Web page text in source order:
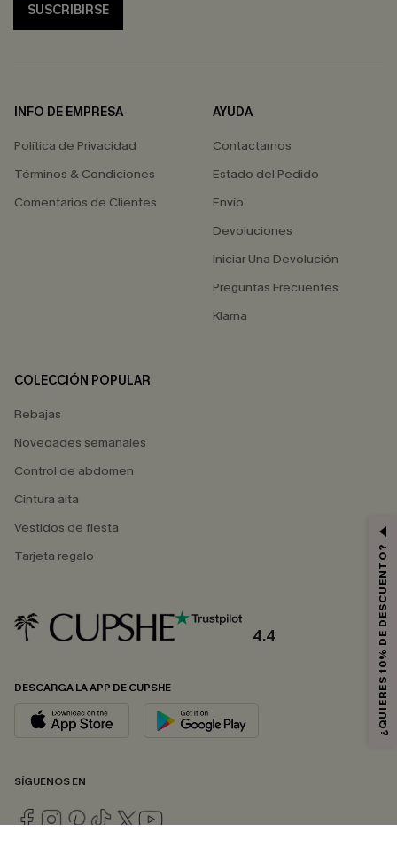
SUSCRIBIRSE
INFO DE EMPRESA
Política de Privacidad
Términos & Condiciones
Comentarios de Clientes
AYUDA
Contactarnos
Estado del Pedido
Envío
Devoluciones
Iniciar Una Devolución
Preguntas Frecuentes
Klarna
COLECCIÓN POPULAR
Rebajas
Novedades semanales
Control de abdomen
Cintura alta
Vestidos de fiesta
Tarjeta regalo
4.4
DESCARGA LA APP DE CUPSHE
SÍGUENOS EN
¿QUIERES 10% DE DESCUENTO?